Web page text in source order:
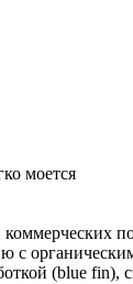
моется
(blue fin),